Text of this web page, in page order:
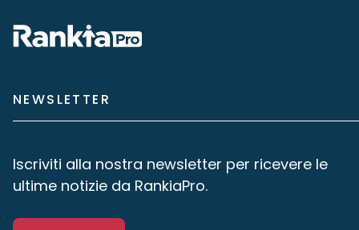
NEWSLETTER
Iscriviti alla nostra newsletter per ricevere le
ultime notizie da RankiaPro.